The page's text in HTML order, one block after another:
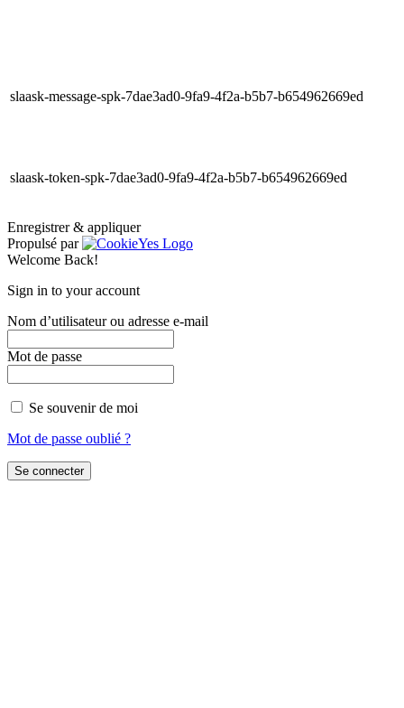
slaask-message-spk-7dae3ad0-9fa9-4f2a-b5b7-b654962669ed
slaask-token-spk-7dae3ad0-9fa9-4f2a-b5b7-b654962669ed
Enregistrer & appliquer
Propulsé par
Welcome Back!
Sign in to your account
Nom d’utilisateur ou adresse e-mail
Mot de passe
Se souvenir de moi
Mot de passe oublié ?